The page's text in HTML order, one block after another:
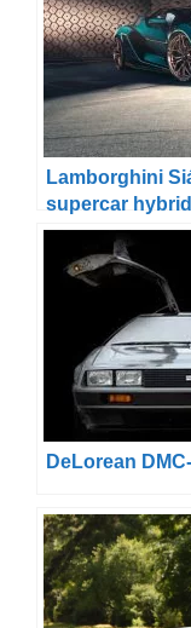
Lamborghini
supercar
puissante
Sant’Agata
DeLorean